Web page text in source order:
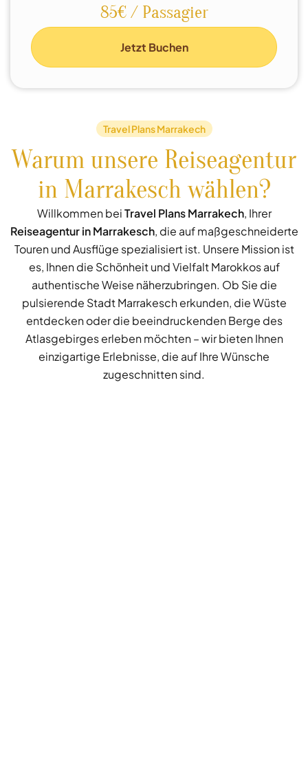
85€ / Passagier
Jetzt Buchen
Travel Plans Marrakech
Warum unsere Reiseagentur
in Marrakesch wählen?
Willkommen beiTravel Plans Marrakech, Ihrer
Reiseagentur in Marrakesch, die auf maßgeschneiderte
Touren und Ausflüge spezialisiert ist. Unsere Mission ist
es, Ihnen die Schönheit und Vielfalt Marokkos auf
authentische Weise näherzubringen. Ob Sie die
pulsierende Stadt Marrakesch erkunden, die Wüste
entdecken oder die beeindruckenden Berge des
Atlasgebirges erleben möchten – wir bieten Ihnen
einzigartige Erlebnisse, die auf Ihre Wünsche
zugeschnitten sind.